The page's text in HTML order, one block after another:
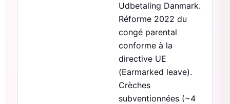
Udbetaling Danmark.
Réforme 2022 du
congé parental
conforme à la
directive UE
(Earmarked leave).
Crèches
subventionnées (~4